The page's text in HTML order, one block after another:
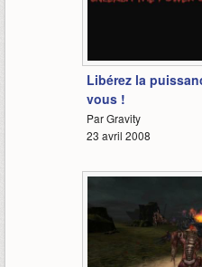
Libérez la
vous !
Par Gravity
23 avril 2008